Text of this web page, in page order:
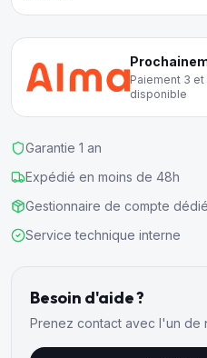
Paiement 3
disponible
Garantie 1 an
Expédié en moins de 48h
Gestionnaire de compte dédié
Service technique interne
Besoin d'aide ?
Prenez contact avec l'un de